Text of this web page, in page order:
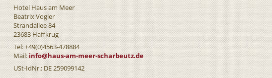
Hotel Haus am Meer
Beatrix Vogler
Strandallee 84
23683 Haffkrug
Tel: +49(0)4563-478884
Mail:info@haus-am-meer-scharbeutz.de
USt-IdNr.: DE 259099142